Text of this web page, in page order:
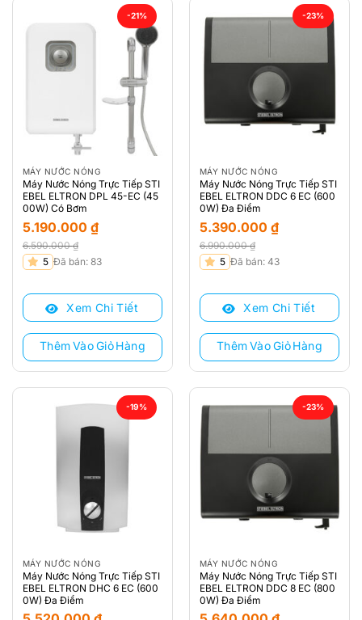
-21%
MÁY NƯỚC NÓNG
Máy Nước Nóng Trực Tiếp STI
EBEL ELTRON DPL 45-EC (45
00W) Có Bơm
6.590.000₫
Giá
là:
6.590.000 ₫.
5.190.000 ₫
Giá
tại
5.190.000 ₫.
5 Đã bán: 83
Xem Chi Tiết
Thêm Vào Giỏ Hàng
-23%
MÁY NƯỚC NÓNG
Máy Nước Nóng Trực Tiếp STI
EBEL ELTRON DDC 6 EC (600
0W) Đa Điểm
6.990.000₫
Giá
là:
6.990.000 ₫.
5.390.000 ₫
Giá
tại
5.390.000 ₫.
5 Đã bán: 43
Xem Chi Tiết
Thêm Vào Giỏ Hàng
-19%
MÁY NƯỚC NÓNG
Máy Nước Nóng Trực Tiếp STI
EBEL ELTRON DHC 6 EC (600
0W) Đa Điểm
-23%
MÁY NƯỚC NÓNG
Máy Nước Nóng Trực Tiếp STI
EBEL ELTRON DDC 8 EC (800
0W) Đa Điểm